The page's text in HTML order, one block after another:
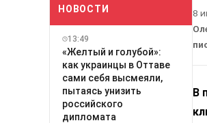
НОВОСТИ
13:49
«Желтый и голубой»:
как украинцы в Оттаве
сами себя высмеяли,
пытаясь унизить
российского
дипломата
8
В